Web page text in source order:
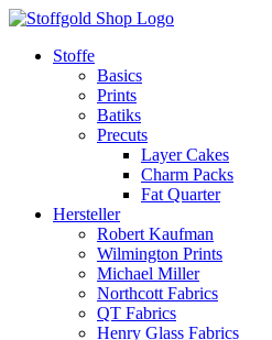
Zum
springenStoffe
Basics
Prints
Batiks
Precuts
Layer Cakes
Charm Packs
Fat Quarter
Hersteller
Robert Kaufman
Wilmington Prints
Michael Miller
Northcott Fabrics
QT Fabrics
Henry Glass Fabrics